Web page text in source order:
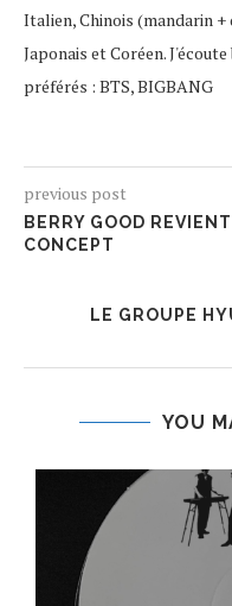
Italien, Chinois (mandarin
Japonais et Coréen.
préférés : BTS, BIGBANG
previous post
BERRY GOOD
CONCEPT
LE GROUPE
YOU